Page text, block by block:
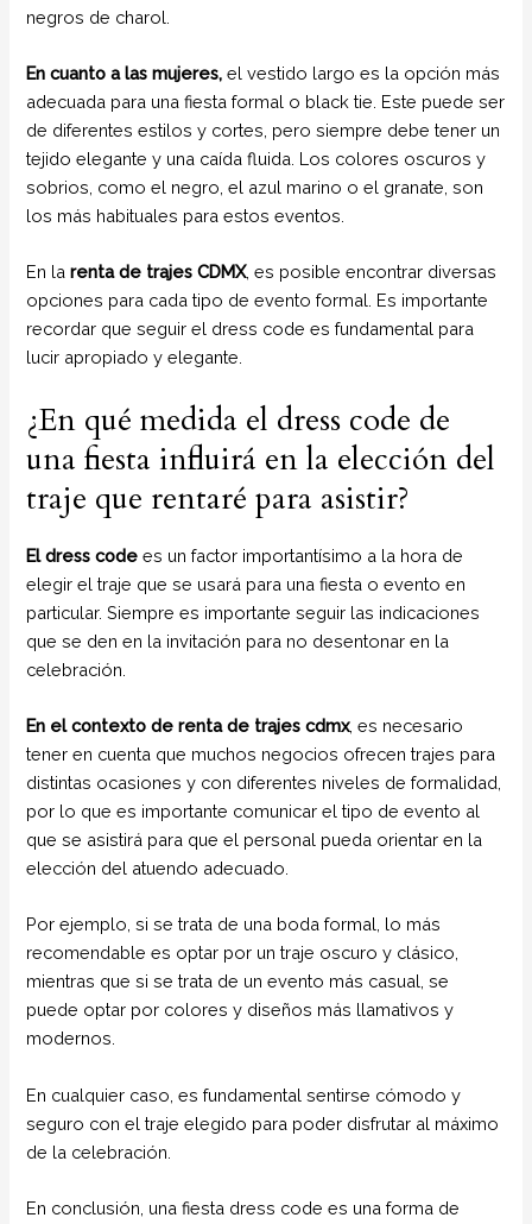
negros de charol.
En cuanto a las mujeres, el vestido largo es la opción más
adecuada para una fiesta formal o black tie. Este puede ser
de diferentes estilos y cortes, pero siempre debe tener un
tejido elegante y una caída fluida. Los colores oscuros y
sobrios, como el negro, el azul marino o el granate, son
los más habituales para estos eventos.
En larenta de trajes CDMX, es posible encontrar diversas
opciones para cada tipo de evento formal. Es importante
recordar que seguir el dress code es fundamental para
lucir apropiado y elegante.
¿En qué medida el dress code de
una fiesta influirá en la elección del
traje que rentaré para asistir?
El dress code es un factor importantísimo a la hora de
elegir el traje que se usará para una fiesta o evento en
particular. Siempre es importante seguir las indicaciones
que se den en la invitación para no desentonar en la
celebración.
En el contexto de renta de trajes cdmx, es necesario
tener en cuenta que muchos negocios ofrecen trajes para
distintas ocasiones y con diferentes niveles de formalidad,
por lo que es importante comunicar el tipo de evento al
que se asistirá para que el personal pueda orientar en la
elección del atuendo adecuado.
Por ejemplo, si se trata de una boda formal, lo más
recomendable es optar por un traje oscuro y clásico,
mientras que si se trata de un evento más casual, se
puede optar por colores y diseños más llamativos y
modernos.
En cualquier caso, es fundamental sentirse cómodo y
seguro con el traje elegido para poder disfrutar al máximo
de la celebración.
En conclusión, una fiesta dress code es una forma de